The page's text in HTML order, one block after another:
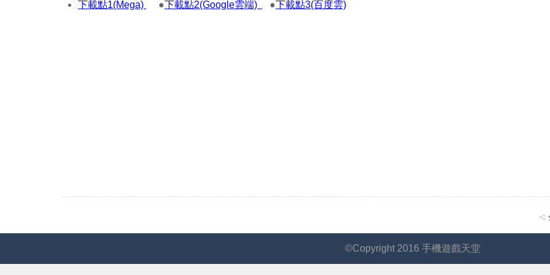
下載點1(Mega) ●下載點2(Google雲端) ●下載點3(百度雲)
©Copyright 2016 手機遊戲天堂